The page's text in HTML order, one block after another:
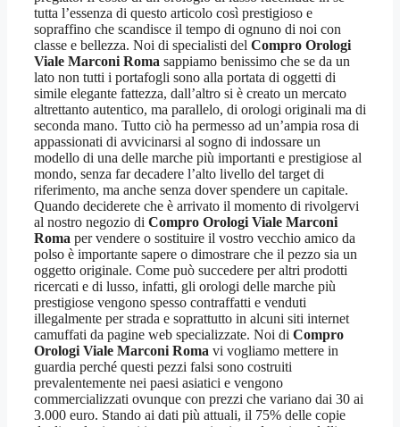
tutta l’essenza di questo articolo così prestigioso e
sopraffino che scandisce il tempo di ognuno di noi con
classe e bellezza. Noi di specialisti del Compro Orologi
Viale Marconi Roma sappiamo benissimo che se da un
lato non tutti i portafogli sono alla portata di oggetti di
simile elegante fattezza, dall’altro si è creato un mercato
altrettanto autentico, ma parallelo, di orologi originali ma di
seconda mano. Tutto ciò ha permesso ad un’ampia rosa di
appassionati di avvicinarsi al sogno di indossare un
modello di una delle marche più importanti e prestigiose al
mondo, senza far decadere l’alto livello del target di
riferimento, ma anche senza dover spendere un capitale.
Quando deciderete che è arrivato il momento di rivolgervi
al nostro negozio di Compro Orologi Viale Marconi
Roma per vendere o sostituire il vostro vecchio amico da
polso è importante sapere o dimostrare che il pezzo sia un
oggetto originale. Come può succedere per altri prodotti
ricercati e di lusso, infatti, gli orologi delle marche più
prestigiose vengono spesso contraffatti e venduti
illegalmente per strada e soprattutto in alcuni siti internet
camuffati da pagine web specializzate. Noi di Compro
Orologi Viale Marconi Roma vi vogliamo mettere in
guardia perché questi pezzi falsi sono costruiti
prevalentemente nei paesi asiatici e vengono
commercializzati ovunque con prezzi che variano dai 30 ai
3.000 euro. Stando ai dati più attuali, il 75% delle copie